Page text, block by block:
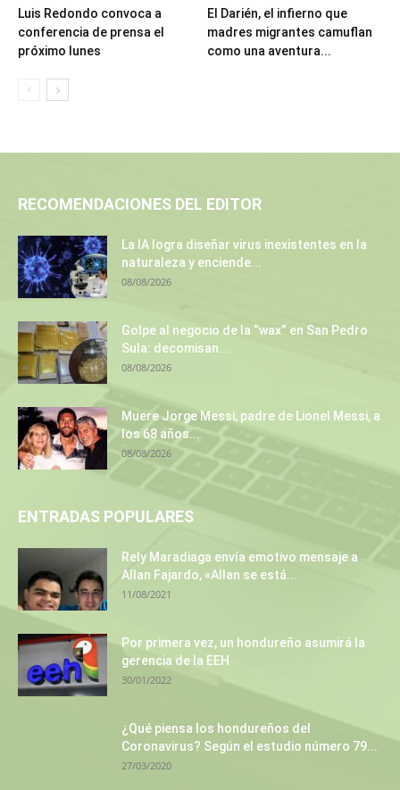
Luis Redondo convoca a
conferencia de prensa el
próximo lunes
El Darién, el infierno que
madres migrantes camuflan
como una aventura...
RECOMENDACIONES DEL EDITOR
La IA logra diseñar virus inexistentes en la
naturaleza y enciende...
08/08/2026
Golpe al negocio de la “wax” en San Pedro
Sula: decomisan...
08/08/2026
Muere Jorge Messi, padre de Lionel Messi, a
los 68 años...
08/08/2026
ENTRADAS POPULARES
Rely Maradiaga envía emotivo mensaje a
Allan Fajardo, «Allan se está...
11/08/2021
Por primera vez, un hondureño asumirá la
gerencia de la EEH
30/01/2022
¿Qué piensa los hondureños del
Coronavirus? Según el estudio número 79...
27/03/2020